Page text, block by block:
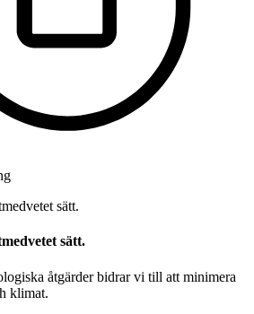
sätt.
åtgärder bidrar vi till att minimera
klimat.